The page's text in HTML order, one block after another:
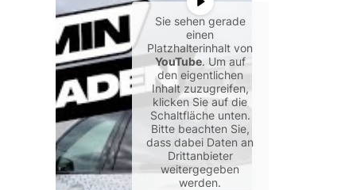
Sie sehen gerade
einen
Platzhalterinhalt von
YouTube. Um auf
den eigentlichen
Inhalt zuzugreifen,
klicken Sie auf die
Schaltfläche unten.
Bitte beachten Sie,
dass dabei Daten an
Drittanbieter
weitergegeben
werden.